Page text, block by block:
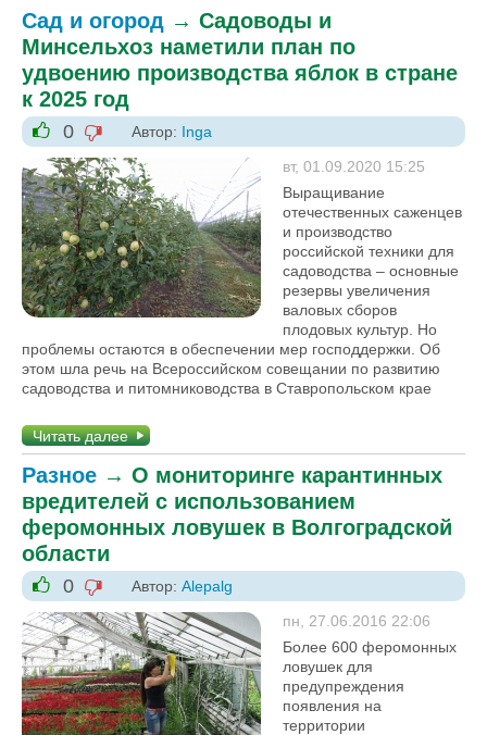
Сад и огород → Садоводы и
Минсельхоз наметили план по
удвоению производства яблок в стране
к 2025 год
+1
0
-1
Автор: Inga
вт, 01.09.2020 15:25
Выращивание
отечественных саженцев
и производство
российской техники для
садоводства – основные
резервы увеличения
валовых сборов
плодовых культур. Но
проблемы остаются в обеспечении мер господдержки. Об
этом шла речь на Всероссийском совещании по развитию
садоводства и питомниководства в Ставропольском крае
Читать далее
Разное → О мониторинге карантинных
вредителей с использованием
феромонных ловушек в Волгоградской
области
+1
0
-1
Автор: Alepalg
пн, 27.06.2016 22:06
Более 600 феромонных
ловушек для
предупреждения
появления на
территории